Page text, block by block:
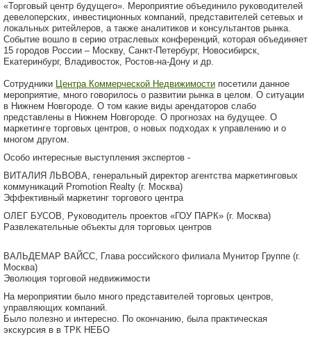
«Торговый центр будущего». Мероприятие объединило руководителей
девелоперских, инвестиционных компаний, представителей сетевых и
локальных ритейлеров, а также аналитиков и консультантов рынка.
Событие вошло в серию отраслевых конференций, которая объединяет
15 городов России – Москву, Санкт-Петербург, Новосибирск,
Екатеринбург, Владивосток, Ростов-на-Дону и др.
Сотрудники Центра Коммерческой Недвижимости посетили данное
мероприятие, много говорилось о развитии рынка в целом. О ситуации
в Нижнем Новгороде. О том какие виды арендаторов слабо
представлены в Нижнем Новгороде. О прогнозах на будущее. О
маркетинге торговых центров, о новых подходах к управлению и о
многом другом.
Особо интересные выступления экспертов -
ВИТАЛИЯ ЛЬВОВА, генеральный директор агентства маркетинговых
коммуникаций Promotion Realty (г. Москва)
Эффективный маркетинг торгового центра
ОЛЕГ БУСОВ, Руководитель проектов «ГОУ ПАРК» (г. Москва)
Развлекательные объекты для торговых центров
ВАЛЬДЕМАР ВАЙСС, Глава российского филиала Мунитор Группе (г.
Москва)
Эволюция торговой недвижимости
На мероприятии было много представителей торговых центров,
управляющих компаний.
Было полезно и интересно. По окончанию, была практическая
экскурсия в в ТРК НЕБО